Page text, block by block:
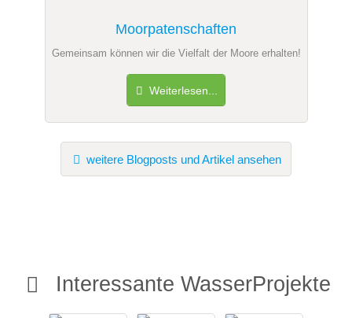
Moorpatenschaften
Gemeinsam können wir die Vielfalt der Moore erhalten!
Weiterlesen...
weitere Blogposts und Artikel ansehen
Interessante WasserProjekte